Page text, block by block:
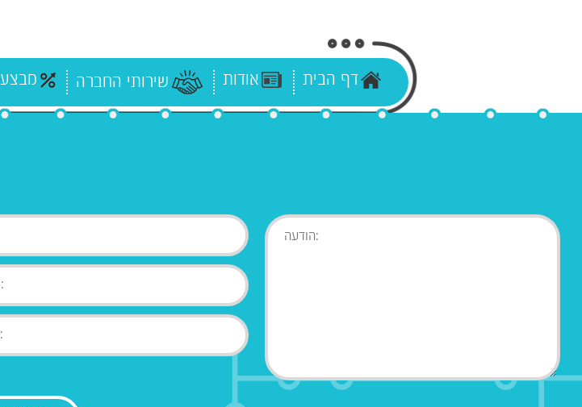
דף הבית אודות שירותי החברה